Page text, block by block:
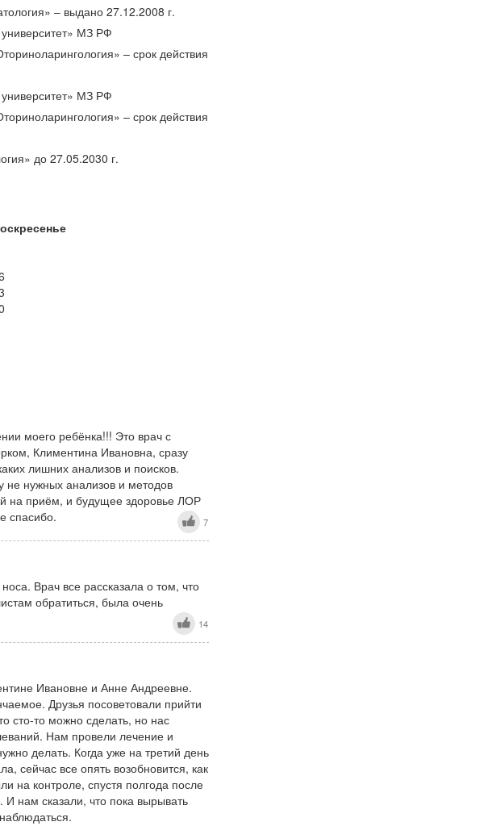
– выдано 27.12.2008 г.
МЗ РФ
– срок действия
МЗ РФ
– срок действия
до 27.05.2030 г.
моего ребёнка!!! Это врач с
Климентина Ивановна, сразу
лишних анализов и поисков.
не нужных анализов и методов
на приём, и будущее здоровье ЛОР
спасибо.
7
Врач все рассказала о том, что
обратиться, была очень
14
Ивановне и Анне Андреевне.
Друзья посоветовали прийти
сто-то можно сделать, но нас
Нам провели лечение и
делать. Когда уже на третий день
сейчас все опять возобновится, как
контроле, спустя полгода после
нам сказали, что пока вырывать